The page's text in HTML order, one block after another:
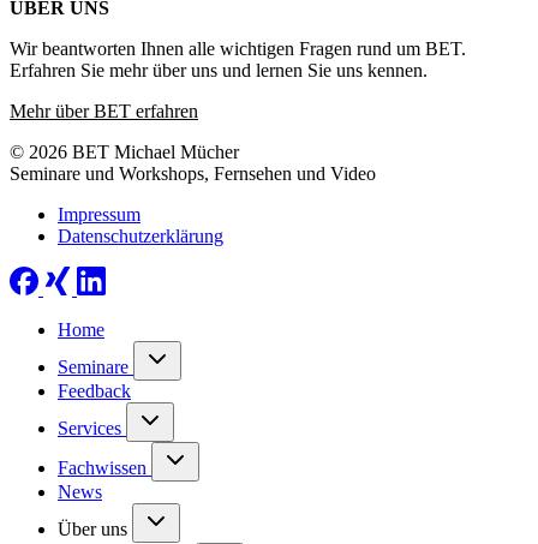
ÜBER UNS
Wir beantworten Ihnen alle wichtigen Fragen rund um BET.
Erfahren Sie mehr über uns und lernen Sie uns kennen.
Mehr über BET erfahren
© 2026 BET Michael Mücher
Seminare und Workshops, Fernsehen und Video
Impressum
Datenschutzerklärung
Home
Seminare
Feedback
Services
Fachwissen
News
Über uns